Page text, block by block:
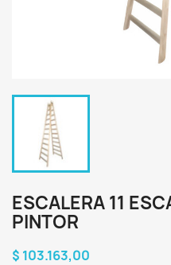
ESCALERA 11
PINTOR
$ 103.163,00